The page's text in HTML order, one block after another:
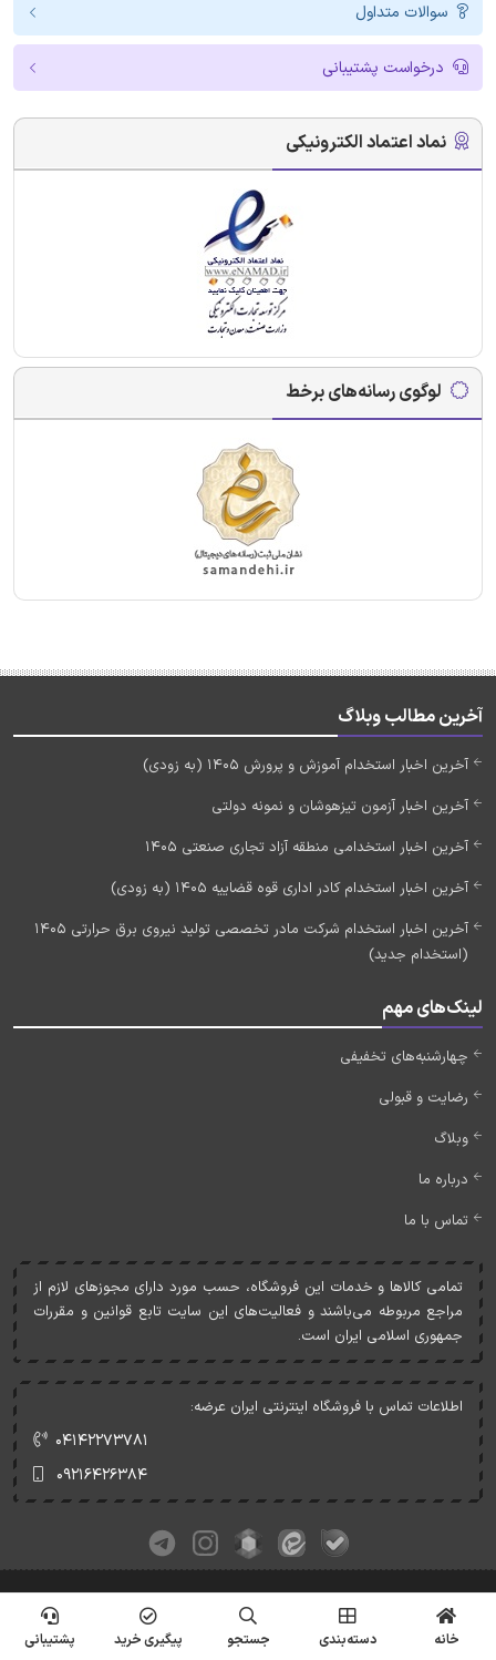
سوالات متداول
درخواست پشتیبانی
نماد اعتماد الکترونیکی
لوگوی رسانه‌های برخط
آخرین مطالب وبلاگ
آخرین اخبار استخدام آموزش و پرورش 1405 (به زودی)
آخرین اخبار آزمون تیزهوشان و نمونه دولتی
آخرین اخبار استخدامی منطقه آزاد تجاری صنعتی 1405
آخرین اخبار استخدام کادر اداری قوه قضاییه 1405 (به زودی)
آخرین اخبار استخدام شرکت مادر تخصصی تولید نیروی برق حرارتی 1405
(استخدام جدید)
لینک‌های مهم
چهارشنبه‌های تخفیفی
رضایت و قبولی
وبلاگ
درباره ما
تماس با ما
تمامی کالاها و خدمات اين فروشگاه، حسب مورد دارای مجوزهای لازم از
مراجع مربوطه می‌باشند و فعاليت‌های اين سايت تابع قوانين و مقررات
جمهوری اسلامی ايران است.
اطلاعات تماس با فروشگاه اینترنتی ایران عرضه:
۰۴۱۴۲۲۷۳۷۸۱
۰۹۲۱۶۴۲۶۳۸۴
کلیه حقوق این وبسایت متعلق به ایران عرضه می‌باشد.
© Copyrights - IranArze.ir - 1405
خانه دسته‌بندی جستجو پیگیری خرید پشتیبانی